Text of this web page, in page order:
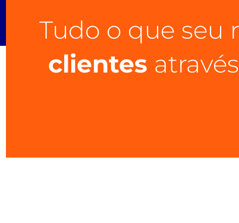
Tudo o que seu
clientes